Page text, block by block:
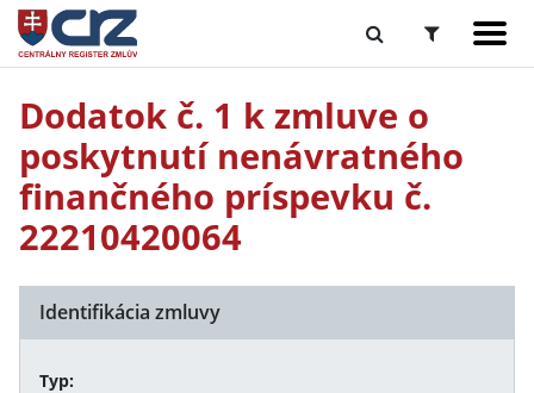
Dodatok č. 1 k zmluve o
poskytnutí nenávratného
finančného príspevku č.
22210420064
Identifikácia zmluvy
Typ: